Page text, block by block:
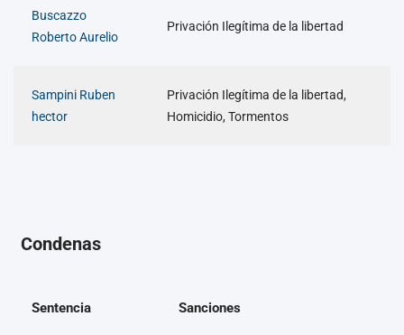
Buscazzo
Roberto Aurelio
Privación Ilegítima de la libertad
Sampini Ruben
hector
Privación Ilegítima de la libertad,
Homicidio, Tormentos
Condenas
Sentencia Sanciones